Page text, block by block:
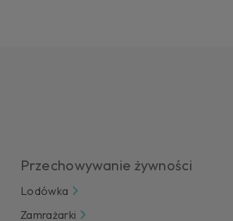
Przechowywanie żywności
Lodówka
Zamrażarki